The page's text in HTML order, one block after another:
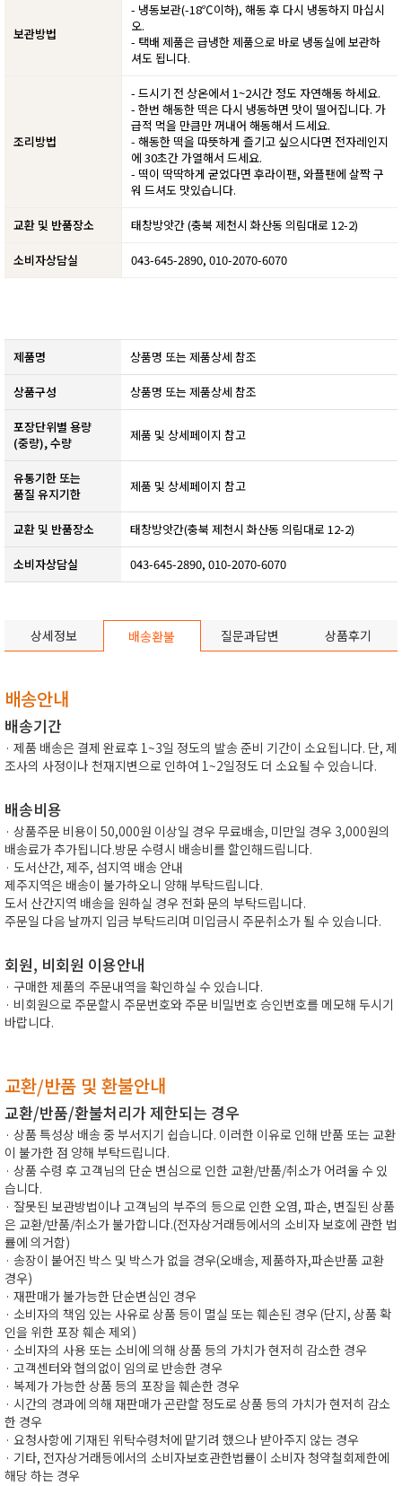
보관방법
- 냉동보관(-18℃이하), 해동 후 다시 냉동하지 마십시
오.
- 택배 제품은 급냉한 제품으로 바로 냉동실에 보관하
셔도 됩니다.
조리방법
- 드시기 전 상온에서 1~2시간 정도 자연해동 하세요.
- 한번 해동한 떡은 다시 냉동하면 맛이 떨어집니다. 가
급적 먹을 만큼만 꺼내어 해동해서 드세요.
- 해동한 떡을 따뜻하게 즐기고 싶으시다면 전자레인지
에 30초간 가열해서 드세요.
- 떡이 딱딱하게 굳었다면 후라이팬, 와플팬에 살짝 구
워 드셔도 맛있습니다.
교환 및 반품장소 태창방앗간 (충북 제천시 화산동 의림대로 12-2)
소비자상담실 043-645-2890, 010-2070-6070
제품명 상품명 또는 제품상세 참조
상품구성 상품명 또는 제품상세 참조
포장단위별 용량
(중량), 수량
제품 및 상세페이지 참고
유통기한 또는
품질 유지기한
​제품 및 상세페이지 참고​
교환 및 반품장소 태창방앗간(충북 제천시 화산동 의림대로 12-2)
소비자상담실 043-645-2890, 010-2070-6070
상세정보 배송환불 질문과답변 상품후기
배송안내
배송기간
· 제품 배송은 결제 완료후 1~3일 정도의 발송 준비 기간이 소요됩니다. 단, 제
조사의 사정이나 천재지변으로 인하여 1~2일정도 더 소요될 수 있습니다.
배송비용
· 상품주문 비용이 50,000원 이상일 경우 무료배송, 미만일 경우 3,000원의
배송료가 추가됩니다.방문 수령시 배송비를 할인해드립니다.
· 도서산간, 제주, 섬지역 배송 안내
제주지역은 배송이 불가하오니 양해 부탁드립니다.
도서 산간지역 배송을 원하실 경우 전화 문의 부탁드립니다.
주문일 다음 날까지 입금 부탁드리며 미입금시 주문취소가 될 수 있습니다.
회원, 비회원 이용안내
· 구매한 제품의 주문내역을 확인하실 수 있습니다.
· 비회원으로 주문할시 주문번호와 주문 비밀번호 승인번호를 메모해 두시기
바랍니다.
교환/반품 및 환불안내
교환/반품/환불처리가 제한되는 경우
· 상품 특성상 배송 중 부서지기 쉽습니다. 이러한 이유로 인해 반품 또는 교환
이 불가한 점 양해 부탁드립니다.
· 상품 수령 후 고객님의 단순 변심으로 인한 교환/반품/취소가 어려울 수 있
습니다.
· 잘못된 보관방법이나 고객님의 부주의 등으로 인한 오염, 파손, 변질된 상품
은 교환/반품/취소가 불가합니다.(전자상거래등에서의 소비자 보호에 관한 법
률에 의거함)
· 송장이 붙어진 박스 및 박스가 없을 경우(오배송, 제품하자,파손반품 교환
경우)
· 재판매가 불가능한 단순변심인 경우
· 소비자의 책임 있는 사유로 상품 등이 멸실 또는 훼손된 경우 (단지, 상품 확
인을 위한 포장 훼손 제외)
· 소비자의 사용 또는 소비에 의해 상품 등의 가치가 현저히 감소한 경우
· 고객센터와 협의없이 임의로 반송한 경우
· 복제가 가능한 상품 등의 포장을 훼손한 경우
· 시간의 경과에 의해 재판매가 곤란할 정도로 상품 등의 가치가 현저히 감소
한 경우
· 요청사항에 기재된 위탁수령처에 맡기려 했으나 받아주지 않는 경우
· 기타, 전자상거래등에서의 소비자보호관한법률이 소비자 청약철회제한에
해당 하는 경우